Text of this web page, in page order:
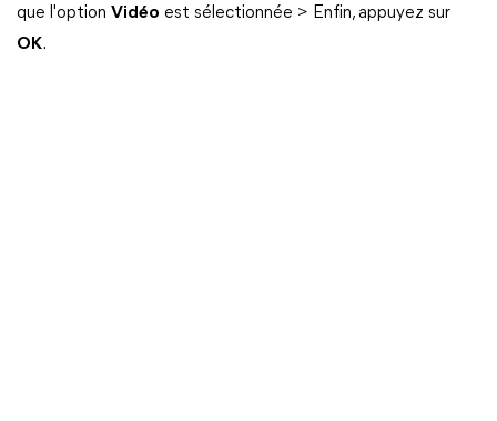
que l'option Vidéo est sélectionnée > Enfin, appuyez sur
OK.